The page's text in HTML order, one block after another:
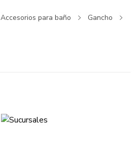
Accesorios para baño
Gancho